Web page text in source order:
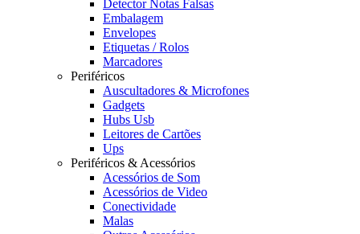
Detector Notas Falsas
Embalagem
Envelopes
Etiquetas / Rolos
Marcadores
Periféricos
Auscultadores & Microfones
Gadgets
Hubs Usb
Leitores de Cartões
Ups
Periféricos & Acessórios
Acessórios de Som
Acessórios de Video
Conectividade
Malas